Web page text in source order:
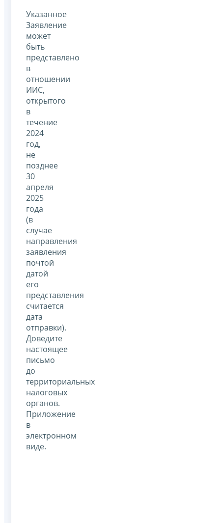
Указанное
Заявление
может
быть
представлено
в
отношении
ИИС,
открытого
в
течение
2024
год,
не
позднее
30
апреля
2025
года
(в
случае
направления
заявления
почтой
датой
его
представления
считается
дата
отправки).
Доведите
настоящее
письмо
до
территориальных
налоговых
органов.
Приложение
в
электронном
виде.